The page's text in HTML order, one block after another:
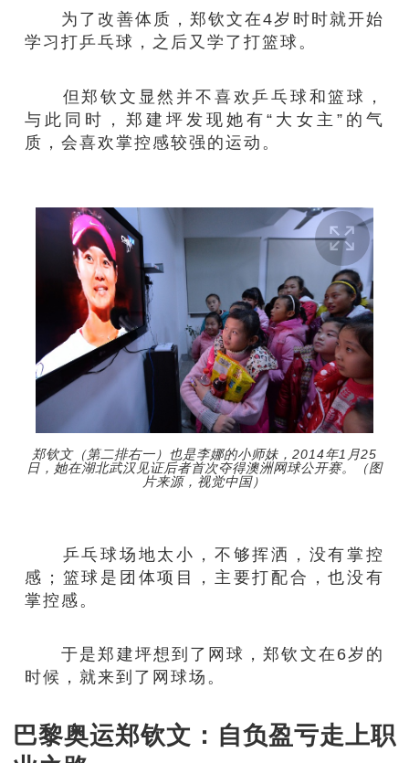
为了改善体质，郑钦文在4岁时时就开始
学习打乒乓球，之后又学了打篮球。
但郑钦文显然并不喜欢乒乓球和篮球，
与此同时，郑建坪发现她有“大女主”的气
质，会喜欢掌控感较强的运动。
郑钦文（第二排右一）也是李娜的小师妹，2014年1月25
日，她在湖北武汉见证后者首次夺得澳洲网球公开赛。（图
片来源，视觉中国）
乒乓球场地太小，不够挥洒，没有掌控
感；篮球是团体项目，主要打配合，也没有
掌控感。
于是郑建坪想到了网球，郑钦文在6岁的
时候，就来到了网球场。
巴黎奥运郑钦文：自负盈亏走上职